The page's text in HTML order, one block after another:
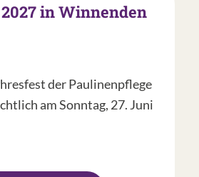
in Winnenden
der Paulinenpflege
am Sonntag, 27. Juni